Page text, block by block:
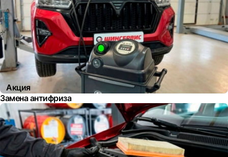
Акция
Замена антифриза